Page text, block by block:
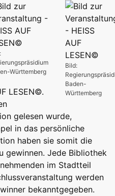
Bild:
Baden-
Württemberg
Württemberg
LESEN©.
gelesen wurde,
in das persönliche
haben sie somit die
gewinnen. Jede Bibliothek
im Stadtteil
werden
bekanntgegeben.